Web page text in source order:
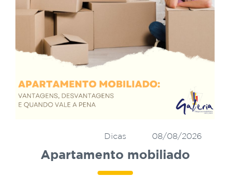
08/08/2026
Dicas
Apartamento mobiliado